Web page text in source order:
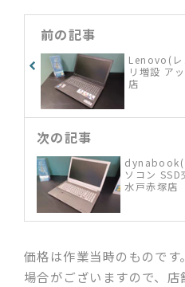
前の記事
Lenovo(レ
リ増設 ア
店
次の記事
dynabook(
ソコン
水戸赤塚店
価格は作業当時のもので
場合がございますので、